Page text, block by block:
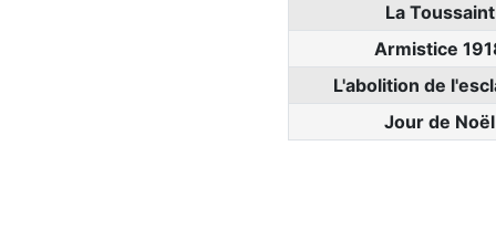
La Toussaint
Armistice
L'abolition de
Jour de Noël